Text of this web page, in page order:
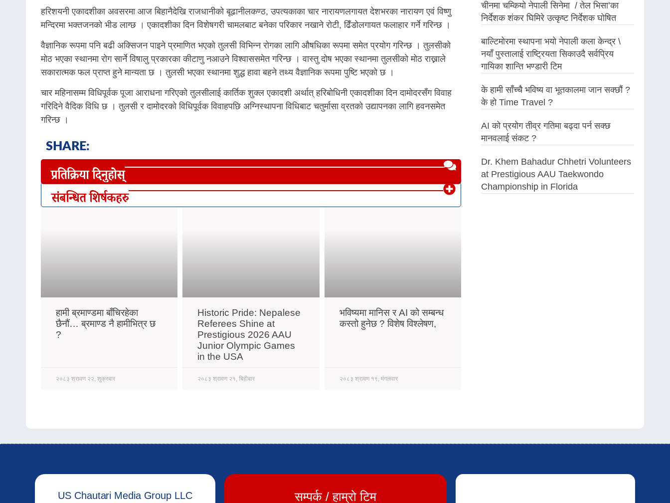
हरिशयनी एकादशीका अवसरमा आज बिहानैदेखि राजधानीको बूढानीलकण्ठ, उपत्यकाका चार नारायणलगायत देशभरका नारायण एवं विष्णु
मन्दिरमा भक्तजनको भीड लाग्छ । एकादशीका दिन विशेषगरी चामलबाट बनेका परिकार नखाने रोटी, ढिँडोलगायत फलाहार गर्ने गरिन्छ ।
वैज्ञानिक रूपमा पनि बढी अक्सिजन पाइने प्रमाणित भएको तुलसी विभिन्न रोगका लागि औषधिका रूपमा समेत प्रयोग गरिन्छ । तुलसीको
मोठ भएका स्थानमा रोग सार्ने विषालु प्रकारका कीटाणु नआउने विश्वाससमेत गरिन्छ । वास्तु दोष भएका स्थानमा तुलसीको मोठ राख्नाले
सकारात्मक फल प्राप्त हुने मान्यता छ । तुलसी भएका स्थानमा शुद्ध हावा बहने तथ्य वैज्ञानिक रूपमा पुष्टि भएको छ ।
चार महिनासम्म विधिपूर्वक पूजा आराधना गरिएको तुलसीलाई कार्तिक शुक्ल एकादशी अर्थात् हरिबोधिनी एकादशीका दिन दामोदरसँग विवाह
गरिदिने वैदिक विधि छ । तुलसी र दामोदरको विधिपूर्वक विवाहपछि अग्निस्थापना विधिबाट चतुर्मासा व्रतको उद्यापनका लागि हवनसमेत
गरिन्छ ।
SHARE:
प्रतिक्रिया दिनुहोस्
संबन्धित शिर्षकहरु
हामी ब्रमाण्डमा बाँचिरहेका
छैनौं… ब्रमाण्ड नै हामीभित्र छ
?
२०८३ श्रावण २२, शुक्रबार
Historic Pride: Nepalese
Referees Shine at
Prestigious 2026 AAU
Junior Olympic Games
in the USA
२०८३ श्रावण २१, बिहीबार
भविष्यमा मानिस र AI को सम्बन्ध
कस्तो हुनेछ ? विशेष विश्लेषण,
२०८३ श्रावण १९, मंगलवार
चीनमा चम्कियो नेपाली सिनेमा / तेल भिसा’का
निर्देशक शंकर घिमिरे उत्कृष्ट निर्देशक घोषित
बाल्टिमोरमा स्थापना भयो नेपाली कला केन्द्र \
नयाँ पुस्तालाई राष्ट्रियता सिकाउदै सर्वप्रिय
गायिका शान्ति भण्डारी टिम
के हामी साँच्चै भविष्य वा भूतकालमा जान सक्छौं ?
के हो Time Travel ?
AI को प्रयोग तीव्र गतिमा बढ्दा पर्न सक्छ
मानवलाई संकट ?
Dr. Khem Bahadur Chhetri Volunteers
at Prestigious AAU Taekwondo
Championship in Florida
US Chautari Media Group LLC
सम्पर्क / हाम्रो टिम